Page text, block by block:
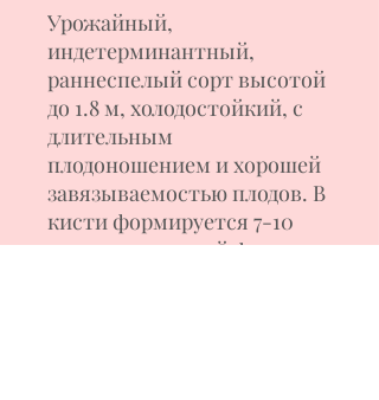
Урожайный,
индетерминантный,
раннеспелый сорт высотой
до 1.8 м, холодостойкий, с
длительным
плодоношением и хорошей
завязываемостью плодов. В
кисти формируется 7-10
томатов округлой формы,